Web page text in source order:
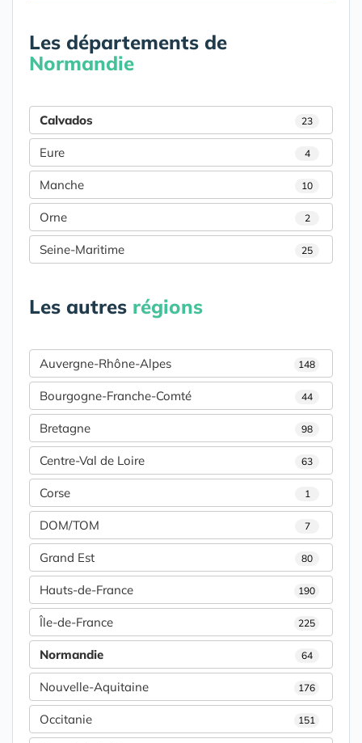
Les départements de
Normandie
Calvados 23
Eure 4
Manche 10
Orne 2
Seine-Maritime 25
Les autres régions
Auvergne-Rhône-Alpes 148
Bourgogne-Franche-Comté 44
Bretagne 98
Centre-Val de Loire 63
Corse 1
DOM/TOM 7
Grand Est 80
Hauts-de-France 190
Île-de-France 225
Normandie 64
Nouvelle-Aquitaine 176
Occitanie 151